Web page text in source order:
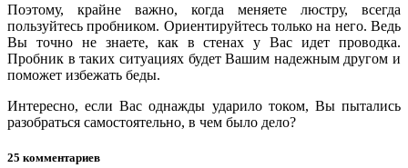
Поэтому, крайне важно, когда меняете люстру, всегда
пользуйтесь пробником. Ориентируйтесь только на него. Ведь
Вы точно не знаете, как в стенах у Вас идет проводка.
Пробник в таких ситуациях будет Вашим надежным другом и
поможет избежать беды.
Интересно, если Вас однажды ударило током, Вы пытались
разобраться самостоятельно, в чем было дело?
25 комментариев